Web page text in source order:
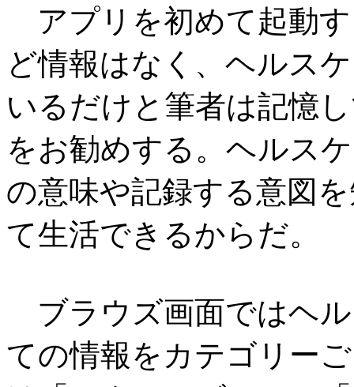
アプリを初めて起動
ど情報はなく、ヘルス
いるだけと筆者は記憶
をお勧めする。ヘルス
の意味や記録する意図
て生活できるからだ。
ブラウズ画面ではヘ
ての情報をカテゴリー